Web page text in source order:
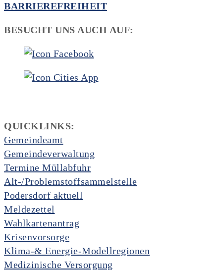
BARRIEREFREIHEIT
BESUCHT UNS AUCH AUF:
QUICKLINKS:
Gemeindeamt
Gemeindeverwaltung
Termine Müllabfuhr
Alt-/Problemstoffsammelstelle
Podersdorf aktuell
Meldezettel
Wahlkartenantrag
Krisenvorsorge
Klima-& Energie-Modellregionen
Medizinische Versorgung